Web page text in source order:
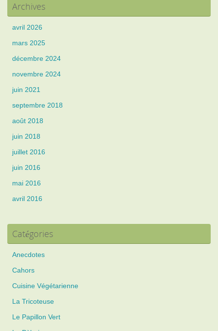
Archives
avril 2026
mars 2025
décembre 2024
novembre 2024
juin 2021
septembre 2018
août 2018
juin 2018
juillet 2016
juin 2016
mai 2016
avril 2016
Catégories
Anecdotes
Cahors
Cuisine Végétarienne
La Tricoteuse
Le Papillon Vert